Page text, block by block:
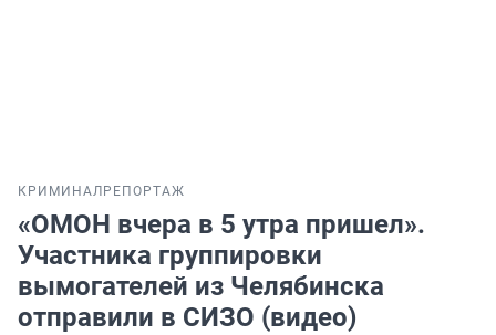
КРИМИНАЛ РЕПОРТАЖ
«ОМОН вчера в 5 утра пришел».
Участника группировки
вымогателей из Челябинска
отправили в СИЗО (видео)